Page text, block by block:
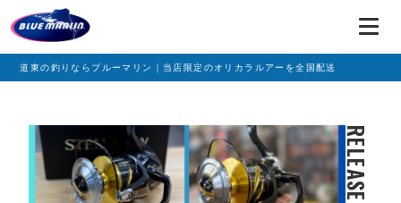
道東の釣りならブルーマリン｜当店限定のオリカラルアーを全国配送
RELEASE